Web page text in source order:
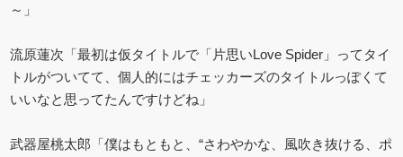
～」
流原蓮次「最初は仮タイトルで「片思いLove Spider」ってタイ
トルがついてて、個人的にはチェッカーズのタイトルっぽくて
いいなと思ってたんですけどね」
武器屋桃太郎「僕はもともと、“さわやかな、風吹き抜ける、ポ